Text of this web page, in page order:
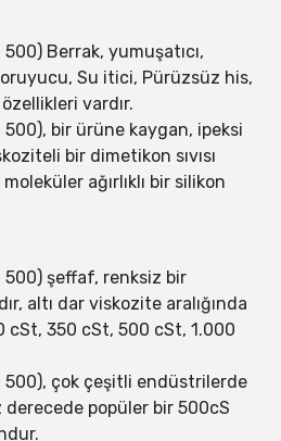
Berrak, yumuşatıcı,
Su itici, Pürüzsüz his,
vardır.
500), bir ürüne kaygan, ipeksi
bir dimetikon sıvısı
ağırlıklı bir silikon
500) şeffaf, renksiz bir
altı dar viskozite aralığında
350 cSt, 500 cSt, 1.000
500), çok çeşitli endüstrilerde
derecede popüler bir 500cS